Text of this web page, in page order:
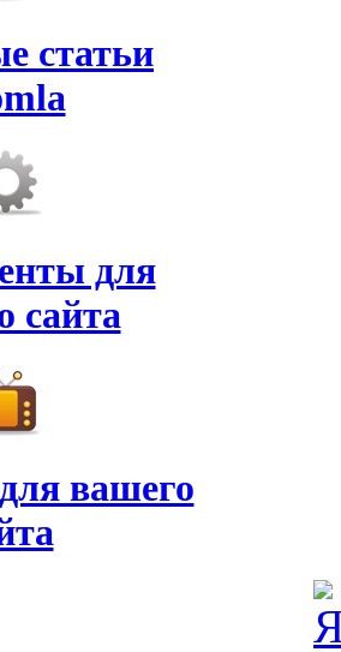
статьи
для
сайта
вашего